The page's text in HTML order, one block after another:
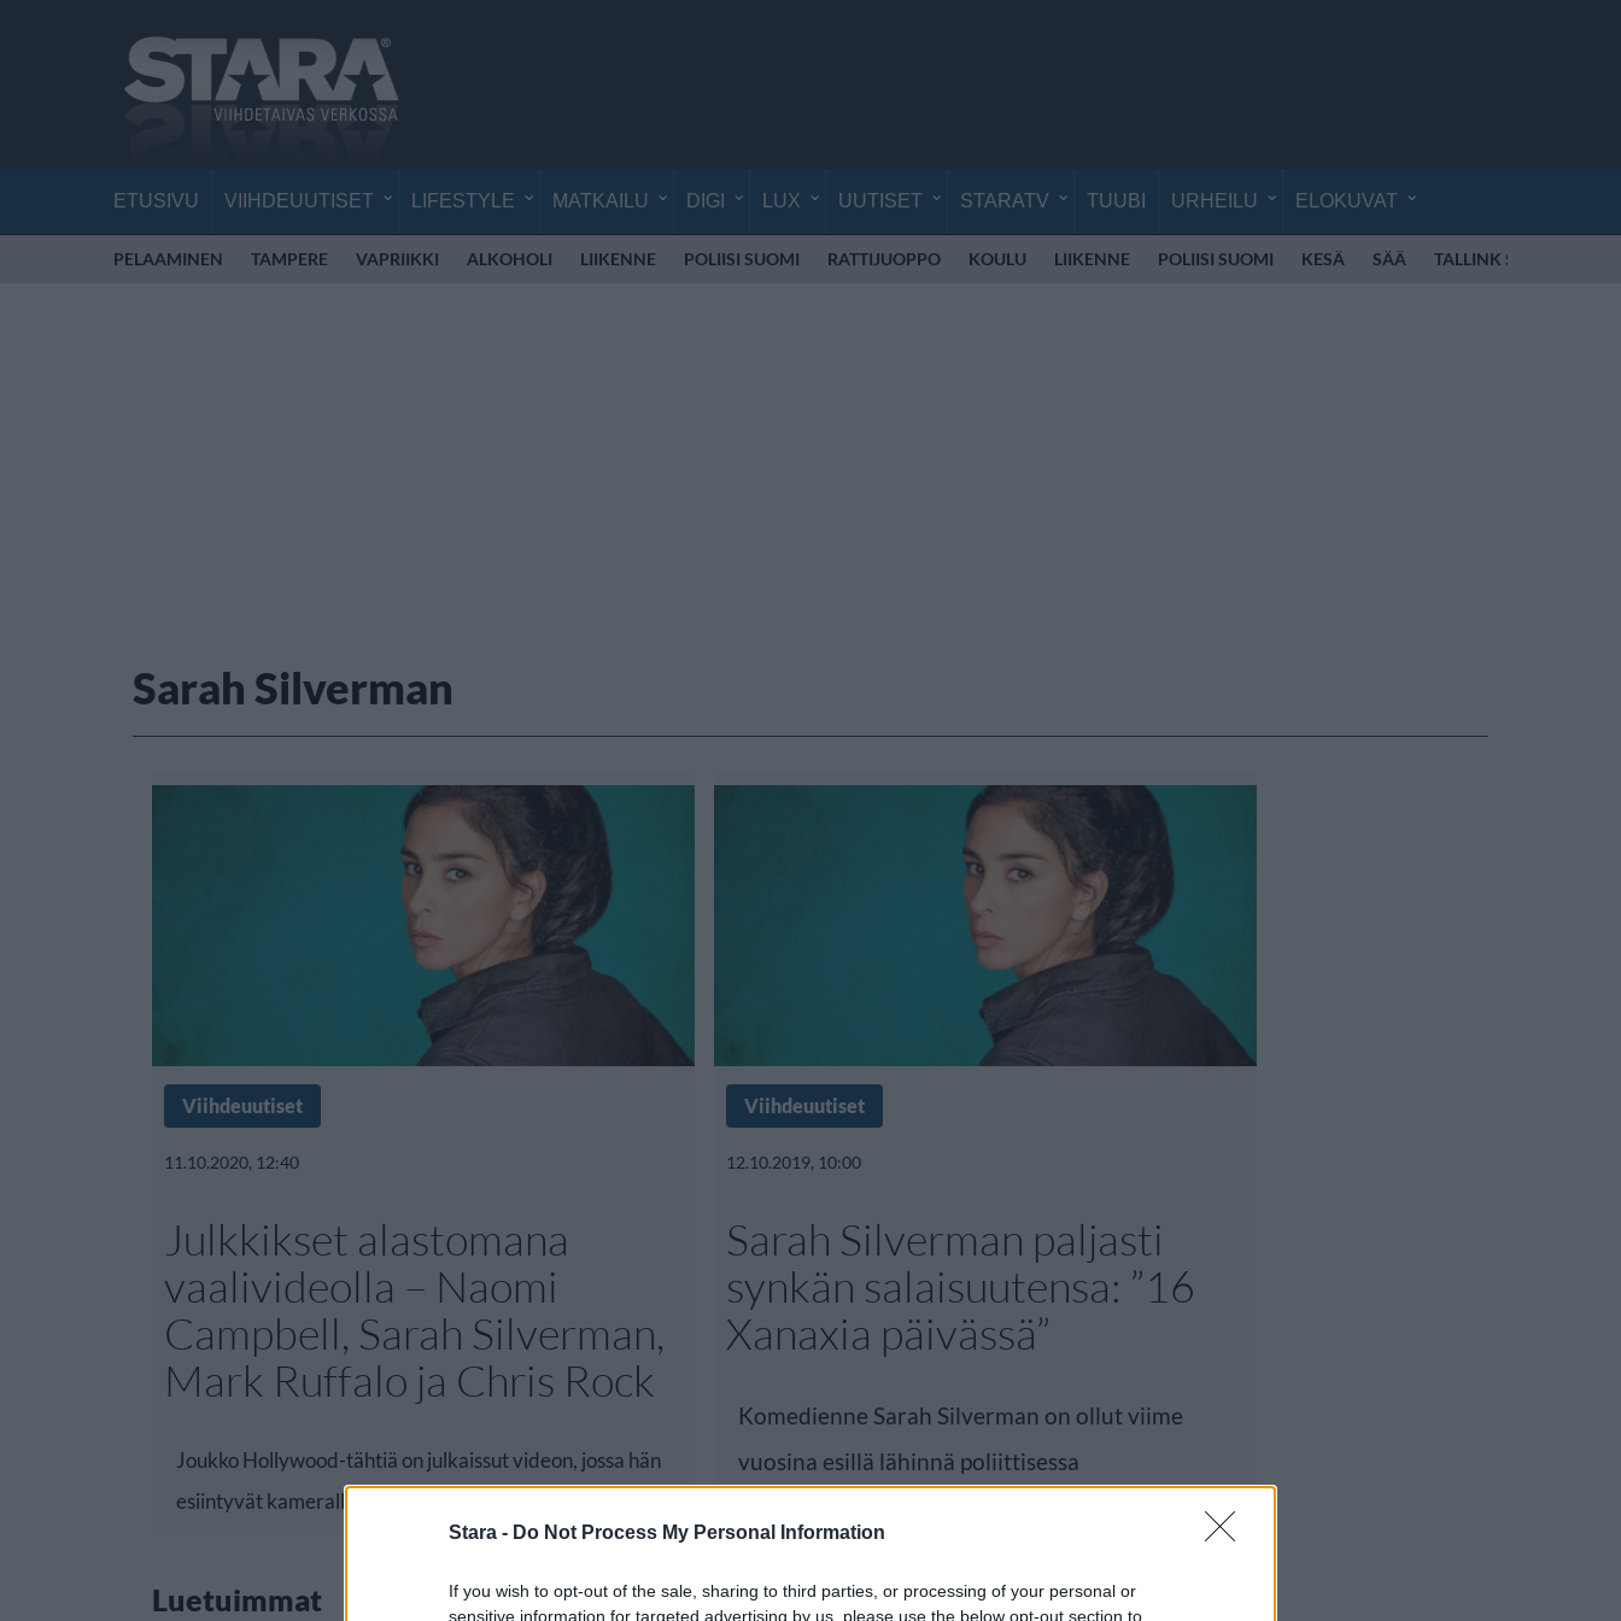
Stara - Do Not Process My Personal Information
If you wish to opt-out of the sale, sharing to third parties, or processing of your personal or
sensitive information for targeted advertising by us, please use the below opt-out section to
ETUSIVU VIIHDEUUTISET LIFESTYLE MATKAILU DIGI LUX UUTISET STARATV TUUBI URHEILU ELOKUVAT
PELAAMINEN TAMPERE VAPRIIKKI ALKOHOLI LIIKENNE POLIISI SUOMI RATTIJUOPPO KOULU LIIKENNE POLIISI SUOMI KESÄ SÄÄ TALLINK SILJA
Sarah Silverman
Viihdeuutiset
11.10.2020, 12:40
Julkkikset alastomana
vaalivideolla – Naomi
Campbell, Sarah Silverman,
Mark Ruffalo ja Chris Rock
Joukko Hollywood-tähtiä on julkaissut videon, jossa hän
esiintyvät kameralle vailla
Viihdeuutiset
12.10.2019, 10:00
Sarah Silverman paljasti
synkän salaisuutensa: ”16
Xanaxia päivässä”
Komedienne Sarah Silverman on ollut viime
vuosina esillä lähinnä poliittisessa
Luetuimmat